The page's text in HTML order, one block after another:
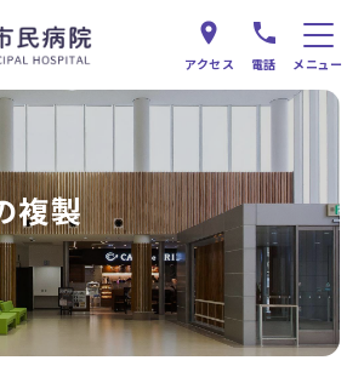
アクセス 電話 メニュー
複製